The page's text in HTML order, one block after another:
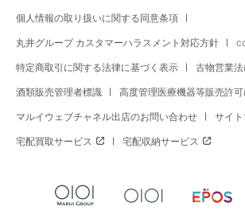
個人情報の取り扱いに関する同意条項
丸井グループ カスタマーハラスメント対応方針
特定商取引に関する法律に基づく表示 古物営業
酒類販売管理者標識 高度管理医療機器等販売許
マルイウェブチャネル出店のお問い合わせ サイ
宅配買取サービス 宅配収納サービス